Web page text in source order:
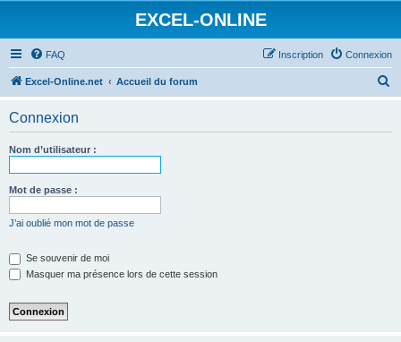
EXCEL-ONLINE
FAQ Connexion
Inscription
Excel-Online.net Accueil du forum
Connexion
Nom d’utilisateur :
Mot de passe :
J’ai oublié mon mot de passe
Se souvenir de moi
Masquer ma présence lors de cette session